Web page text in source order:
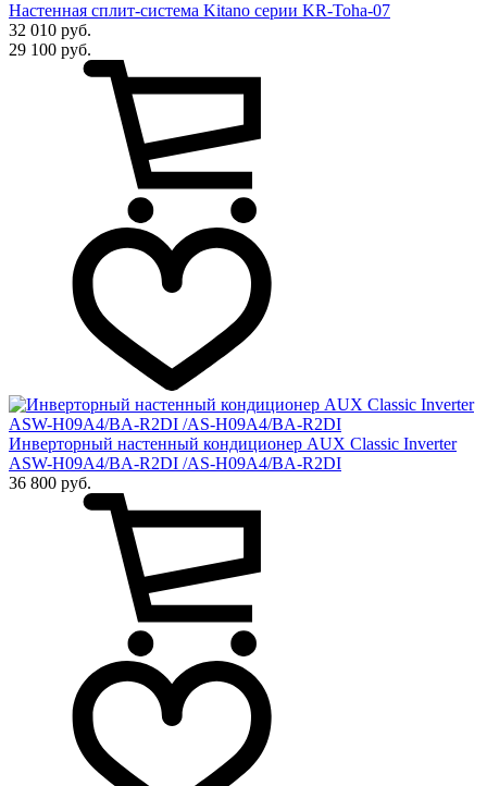
Настенная сплит-система Kitano серии KR-Toha-07
32 010 руб.
29 100 руб.
Инверторный настенный кондиционер AUX Сlassic Inverter
ASW-H09A4/BA-R2DI /AS-H09A4/BA-R2DI
36 800 руб.